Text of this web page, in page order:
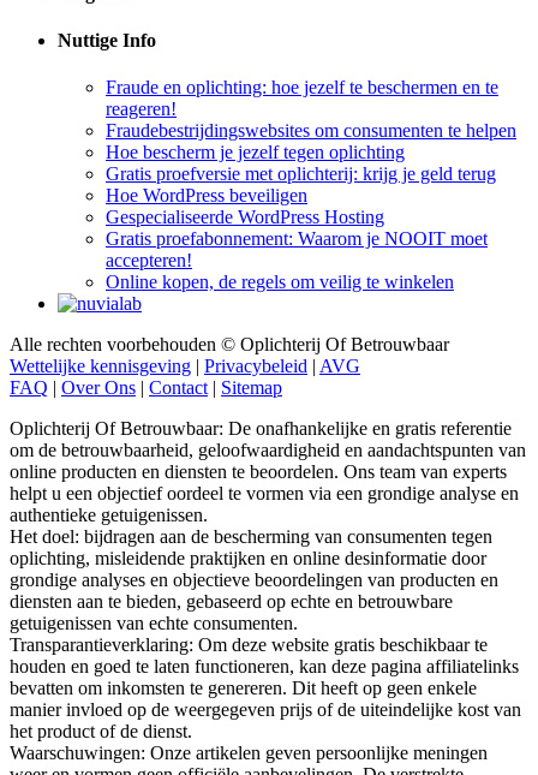
reageren!
Fraudebestrijdingswebsites om consumenten te helpen
Hoe bescherm je jezelf tegen oplichting
Gratis proefversie met oplichterij: krijg je geld terug
Hoe WordPress beveiligen
Gespecialiseerde WordPress Hosting
Gratis proefabonnement: Waarom je NOOIT moet
accepteren!
Online kopen, de regels om veilig te winkelen
Wettelijke kennisgeving|Privacybeleid| AVG
FAQ|Over Ons|Contact|Sitemap
om de betrouwbaarheid, geloofwaardigheid en aandachtspunten van
online producten en diensten te beoordelen. Ons team van experts
helpt u een objectief oordeel te vormen via een grondige analyse en
authentieke getuigenissen.
Het doel: bijdragen aan de bescherming van consumenten tegen
oplichting, misleidende praktijken en online desinformatie door
grondige analyses en objectieve beoordelingen van producten en
diensten aan te bieden, gebaseerd op echte en betrouwbare
getuigenissen van echte consumenten.
Transparantieverklaring: Om deze website gratis beschikbaar te
houden en goed te laten functioneren, kan deze pagina affiliatelinks
bevatten om inkomsten te genereren. Dit heeft op geen enkele
manier invloed op de weergegeven prijs of de uiteindelijke kost van
het product of de dienst.
Waarschuwingen: Onze artikelen geven persoonlijke meningen
weer en vormen geen officiële aanbevelingen. De verstrekte